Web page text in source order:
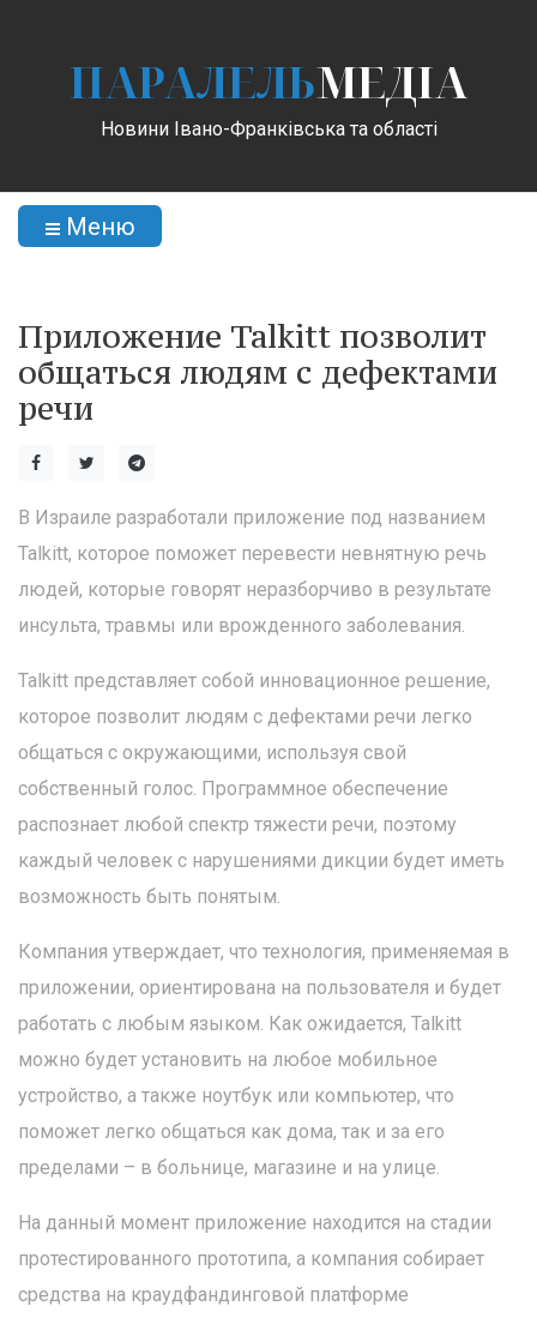
ПАРАЛЕЛЬМЕДІА
Новини Івано-Франківська та області
Меню
Приложение Talkitt позволит
общаться людям с дефектами
речи
В Израиле разработали приложение под названием
Talkitt, которое поможет перевести невнятную речь
людей, которые говорят неразборчиво в результате
инсульта, травмы или врожденного заболевания.
Talkitt представляет собой инновационное решение,
которое позволит людям с дефектами речи легко
общаться с окружающими, используя свой
собственный голос. Программное обеспечение
распознает любой спектр тяжести речи, поэтому
каждый человек с нарушениями дикции будет иметь
возможность быть понятым.
Компания утверждает, что технология, применяемая в
приложении, ориентирована на пользователя и будет
работать с любым языком. Как ожидается, Talkitt
можно будет установить на любое мобильное
устройство, а также ноутбук или компьютер, что
поможет легко общаться как дома, так и за его
пределами – в больнице, магазине и на улице.
На данный момент приложение находится на стадии
протестированного прототипа, а компания собирает
средства на краудфандинговой платформе